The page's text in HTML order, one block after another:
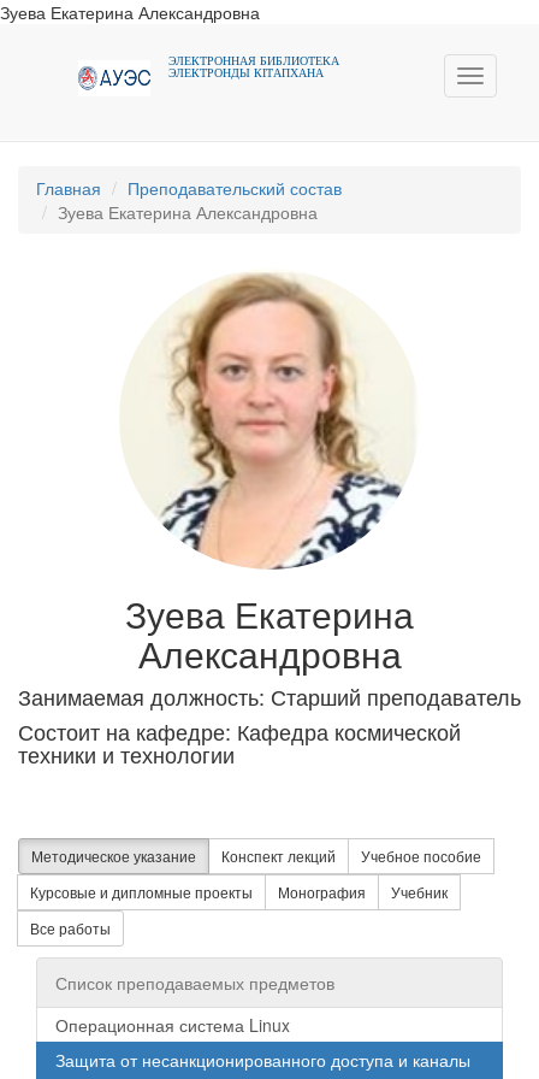
Зуева Екатерина Александровна
Toggle
ЭЛЕКТРОННАЯ БИБЛИОТЕКА
ЭЛЕКТРОНДЫ КIТАПХАНА
Главная
Преподавательский состав
Зуева Екатерина Александровна
Зуева Екатерина
Александровна
Занимаемая должность: Старший преподаватель
Состоит на кафедре: Кафедра космической
техники и технологии
Методическое указание Конспект лекций
Учебное пособие
Курсовые и дипломные проекты
Монография
Учебник
Все работы
Список преподаваемых предметов
Операционная система Linux
Защита от несанкционированного доступа и каналы